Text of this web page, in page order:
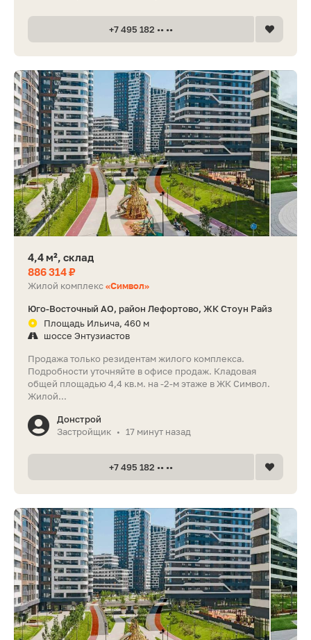
+7 495 182 •• ••
4,4 м², склад
886 314 ₽
Жилой комплекс«Символ»
Юго-Восточный АО, район Лефортово, ЖК Стоун Райз
Площадь Ильича, 460 м
шоссе Энтузиастов
Продажа только резидентам жилого комплекса.
Подробности уточняйте в офисе продаж. Кладовая
общей площадью 4,4 кв.м. на -2-м этаже в ЖК Символ.
Жилой...
Донстрой
Застройщик • 17 минут назад
+7 495 182 •• ••